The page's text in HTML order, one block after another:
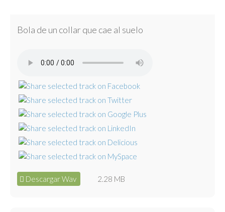
Bola de un collar que cae al suelo
Descargar Wav 2.28 MB